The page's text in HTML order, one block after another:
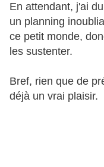
En attendant, j'ai
un planning
ce petit monde,
les sustenter.
Bref, rien que de
déjà un vrai plaisir.